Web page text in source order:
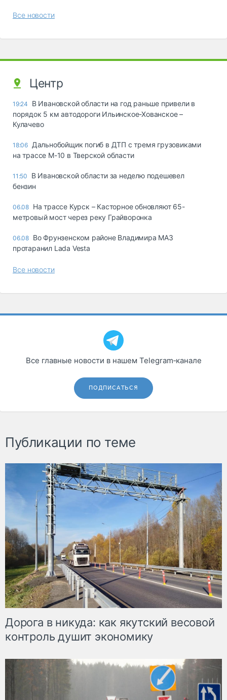
Все новости
Центр
19:24
В Ивановской области на год раньше привели в
порядок 5 км автодороги Ильинское-Хованское –
Кулачево
18:06 Дальнобойщик погиб в ДТП с тремя грузовиками
на трассе М-10 в Тверской области
11:50
В Ивановской области за неделю подешевел
бензин
06.08 На трассе Курск – Касторное обновляют 65-
метровый мост через реку Грайворонка
06.08 Во Фрунзенском районе Владимира МАЗ
протаранил Lada Vesta
Все новости
Все главные новости в нашем Telegram‑канале
ПОДПИСАТЬСЯ
Публикации по теме
Дорога в никуда: как якутский весовой
контроль душит экономику